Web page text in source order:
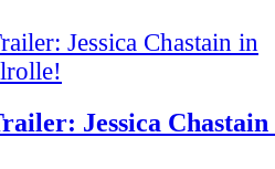
Jessica